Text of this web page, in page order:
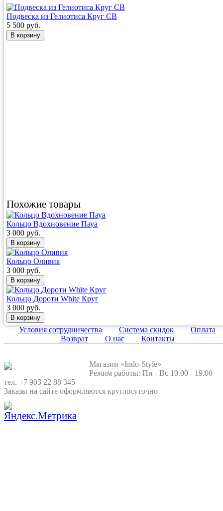
Подвеска из Гелиотиса Круг CB
5 500 руб.
Похожие товары
Кольцо Вдохновение Пауа
3 000 руб.
Кольцо Оливия
3 000 руб.
Кольцо Дороти White Круг
3 000 руб.
Условия сотрудничества Система скидок
Оплата
Возврат
О нас Контакты
Магазин «Indo-Style»
Режим работы: Пн - Вс 10.00 - 19.00
тел. +7 903 22 88 345
Заказы на сайте оформляются круглосуточно